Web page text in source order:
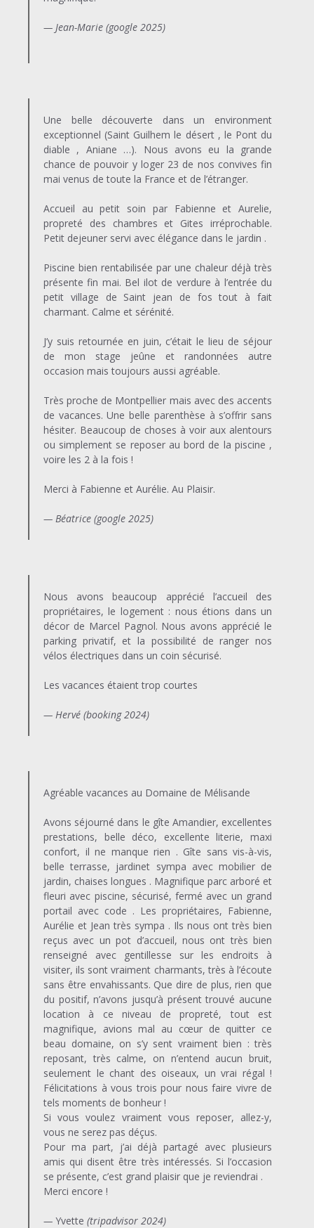
— Jean-Marie (google 2025)
Une belle découverte dans un environment
exceptionnel (Saint Guilhem le désert , le Pont du
diable , Aniane …). Nous avons eu la grande
chance de pouvoir y loger 23 de nos convives fin
mai venus de toute la France et de l’étranger.
Accueil au petit soin par Fabienne et Aurelie,
propreté des chambres et Gites irréprochable.
Petit dejeuner servi avec élégance dans le jardin .
Piscine bien rentabilisée par une chaleur déjà très
présente fin mai. Bel ilot de verdure à l’entrée du
petit village de Saint jean de fos tout à fait
charmant. Calme et sérénité.
J’y suis retournée en juin, c’était le lieu de séjour
de mon stage jeûne et randonnées autre
occasion mais toujours aussi agréable.
Très proche de Montpellier mais avec des accents
de vacances. Une belle parenthèse à s’offrir sans
hésiter. Beaucoup de choses à voir aux alentours
ou simplement se reposer au bord de la piscine ,
voire les 2 à la fois !
Merci à Fabienne et Aurélie. Au Plaisir.
— Béatrice (google 2025)
Nous avons beaucoup apprécié l’accueil des
propriétaires, le logement : nous étions dans un
décor de Marcel Pagnol. Nous avons apprécié le
parking privatif, et la possibilité de ranger nos
vélos électriques dans un coin sécurisé.
Les vacances étaient trop courtes
— Hervé (booking 2024)
Agréable vacances au Domaine de Mélisande
Avons séjourné dans le gîte Amandier, excellentes
prestations, belle déco, excellente literie, maxi
confort, il ne manque rien . Gîte sans vis-à-vis,
belle terrasse, jardinet sympa avec mobilier de
jardin, chaises longues . Magnifique parc arboré et
fleuri avec piscine, sécurisé, fermé avec un grand
portail avec code . Les propriétaires, Fabienne,
Aurélie et Jean très sympa . Ils nous ont très bien
reçus avec un pot d’accueil, nous ont très bien
renseigné avec gentillesse sur les endroits à
visiter, ils sont vraiment charmants, très à l’écoute
sans être envahissants. Que dire de plus, rien que
du positif, n’avons jusqu’à présent trouvé aucune
location à ce niveau de propreté, tout est
magnifique, avions mal au cœur de quitter ce
beau domaine, on s’y sent vraiment bien : très
reposant, très calme, on n’entend aucun bruit,
seulement le chant des oiseaux, un vrai régal !
Félicitations à vous trois pour nous faire vivre de
tels moments de bonheur !
Si vous voulez vraiment vous reposer, allez-y,
vous ne serez pas déçus.
Pour ma part, j’ai déjà partagé avec plusieurs
amis qui disent être très intéressés. Si l’occasion
se présente, c’est grand plaisir que je reviendrai .
Merci encore !
— Yvette (tripadvisor 2024)